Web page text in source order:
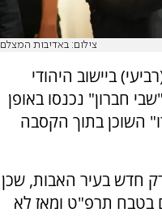
צילום: באדיבות המצלם
ביישוב היהודי
חברון" נכנסו באופן
השוכן בתוך הקסבה
חדש בעיר האבות, שכן
בטבח תרפ"ט ומאז לא